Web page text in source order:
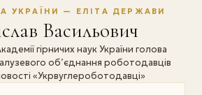
УКРАЇНИ — ЕЛІТА ДЕРЖАВИ
Васильович
гірничих наук України голова
об’єднання роботодавців
«Укрвуглероботодавці»